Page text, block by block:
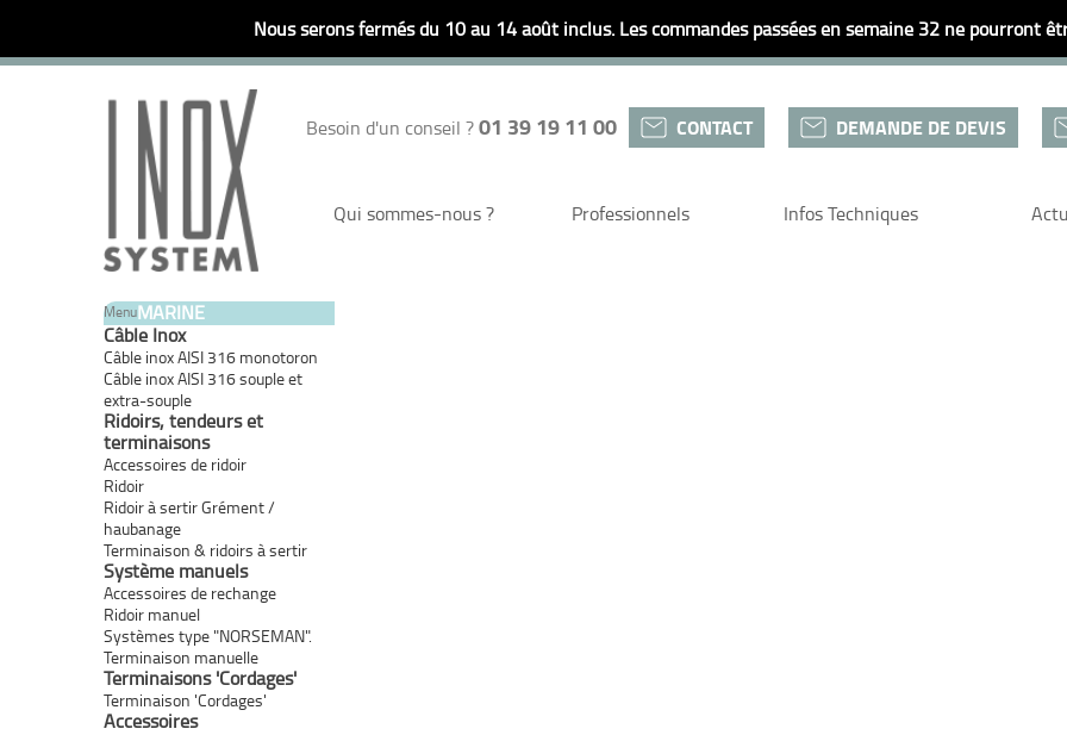
Nous serons fermés du 10 au 14 août inclus. Les commandes passées en semaine 32 ne pourront
Besoin d'un conseil ?01 39 19 11 00 CONTACT DEMANDE DE DEVIS
Qui sommes-nous ? Professionnels Infos Techniques
MenuMARINE
Câble Inox
Câble inox AISI 316 monotoron
Câble inox AISI 316 souple et
extra-souple
Ridoirs, tendeurs et
terminaisons
Accessoires de ridoir
Ridoir
Ridoir à sertir Grément /
haubanage
Terminaison & ridoirs à sertir
Système manuels
Accessoires de rechange
Ridoir manuel
Systèmes type "NORSEMAN".
Terminaison manuelle
Terminaisons 'Cordages'
Terminaison 'Cordages'
Accessoires